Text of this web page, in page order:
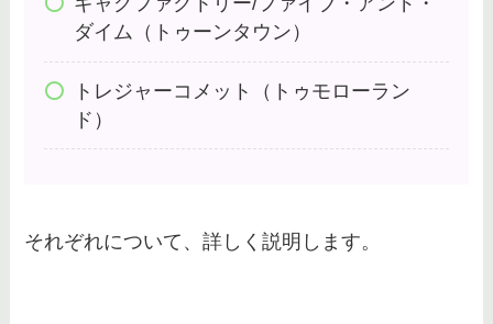
ディズニースーベニアカップの買
取相場は？ディズニーグッズ買取
は服？【季節・キャンペーン】高
く売るコツを紹介！
ダイム（トゥーンタウン）
トレジャーコメット（トゥモローラン
ド）
それぞれについて、詳しく説明します。